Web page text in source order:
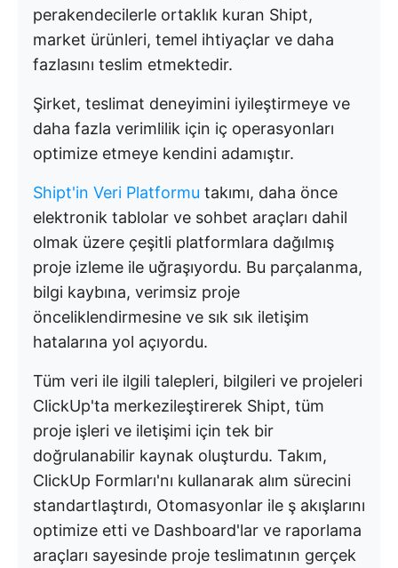
perakendecilerle ortaklık kuran Shipt,
market ürünleri, temel ihtiyaçlar ve daha
fazlasını teslim etmektedir.
Şirket, teslimat deneyimini iyileştirmeye ve
daha fazla verimlilik için iç operasyonları
optimize etmeye kendini adamıştır.
Shipt'in Veri Platformu takımı, daha önce
elektronik tablolar ve sohbet araçları dahil
olmak üzere çeşitli platformlara dağılmış
proje izleme ile uğraşıyordu. Bu parçalanma,
bilgi kaybına, verimsiz proje
önceliklendirmesine ve sık sık iletişim
hatalarına yol açıyordu.
Tüm veri ile ilgili talepleri, bilgileri ve projeleri
ClickUp'ta merkezileştirerek Shipt, tüm
proje işleri ve iletişimi için tek bir
doğrulanabilir kaynak oluşturdu. Takım,
ClickUp Formları'nı kullanarak alım sürecini
standartlaştırdı, Otomasyonlar ile ş akışlarını
optimize etti ve Dashboard'lar ve raporlama
araçları sayesinde proje teslimatının gerçek